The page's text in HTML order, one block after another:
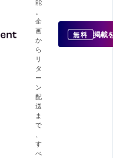
能
。
企
画
か
ら
リ
タ
ー
ン
配
送
ま
で
、
す
べ
無料 掲載